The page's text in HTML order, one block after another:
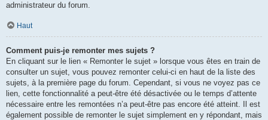
administrateur du forum.
Haut
Comment puis-je remonter mes sujets ?
En cliquant sur le lien « Remonter le sujet » lorsque vous êtes en train de
consulter un sujet, vous pouvez remonter celui-ci en haut de la liste des
sujets, à la première page du forum. Cependant, si vous ne voyez pas ce
lien, cette fonctionnalité a peut-être été désactivée ou le temps d’attente
nécessaire entre les remontées n’a peut-être pas encore été atteint. Il est
également possible de remonter le sujet simplement en y répondant, mais